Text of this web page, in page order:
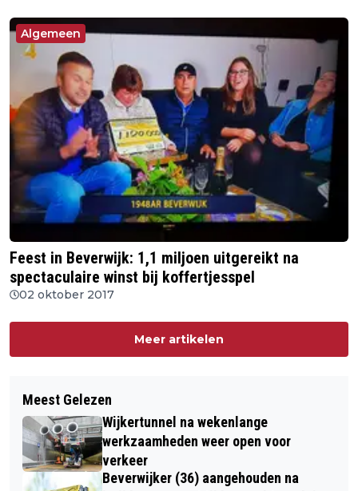
Algemeen
Feest in Beverwijk: 1,1 miljoen uitgereikt na
spectaculaire winst bij koffertjesspel
02 oktober 2017
Meer artikelen
Meest Gelezen
Wijkertunnel na wekenlange
werkzaamheden weer open voor
verkeer
Beverwijker (36) aangehouden na